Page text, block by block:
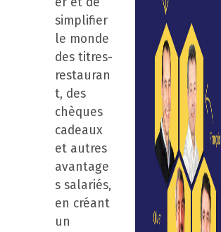
simplifier
le monde
des titres-
restauran
t, des
chèques
cadeaux
et autres
avantage
s salariés,
en créant
un